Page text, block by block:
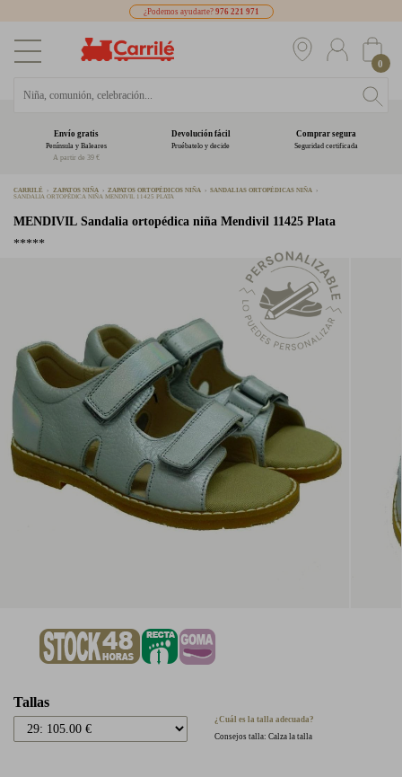
¿Podemos ayudarte? 976 221 971
0
Envío gratis
Península y Baleares
A partir de 39 €
Devolución fácil
Pruébatelo y decide
Comprar segura
Seguridad certificada
CARRILÉ ZAPATOS NIÑA ZAPATOS ORTOPÉDICOS NIÑA
SANDALIAS ORTOPÉDICAS NIÑA
SANDALIA ORTOPÉDICA NIÑA MENDIVIL 11425 PLATA
MENDIVIL Sandalia ortopédica niña Mendivil 11425 Plata
*****
Tallas
¿Cuál es la talla adecuada?
Consejos talla: Calza la talla